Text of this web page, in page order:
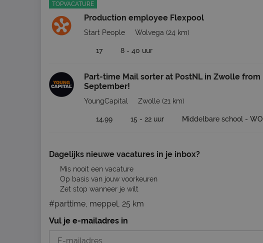
TOPVACATURE
Production employee Flexpool
Start People Wolvega (24 km)
17 8 - 40 uur
Part-time Mail sorter at PostNL in Zwolle from
September!
YoungCapital Zwolle (21 km)
14,99 15 - 22 uur Middelbare school - WO
Dagelijks nieuwe vacatures in je inbox?
Mis nooit een vacature
Op basis van jouw voorkeuren
Zet stop wanneer je wilt
#parttime, meppel, 25 km
Vul je e-mailadres in